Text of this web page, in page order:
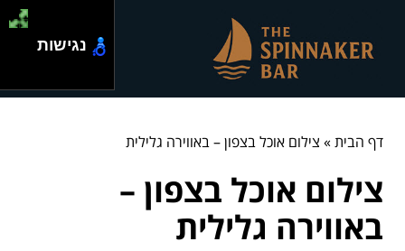
דף הבית» צילום אוכל בצפון – באווירה גלילית
צילום אוכל בצפון –
באווירה גלילית
נגישות